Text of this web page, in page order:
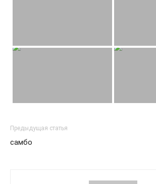
Предыдущая статья
самбо